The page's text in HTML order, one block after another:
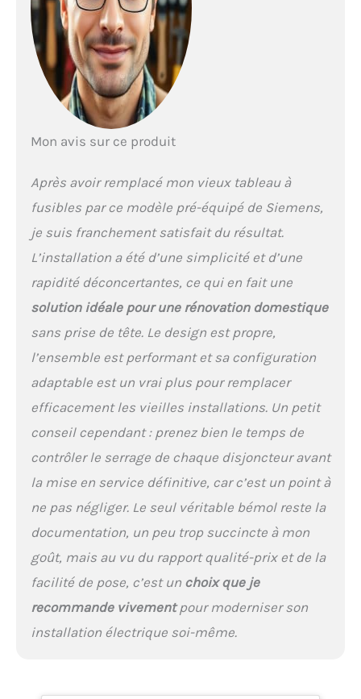
Mon avis sur ce produit
Après avoir remplacé mon vieux tableau à
fusibles par ce modèle pré-équipé de Siemens,
je suis franchement satisfait du résultat.
L’installation a été d’une simplicité et d’une
rapidité déconcertantes, ce qui en fait une
solution idéale pour une rénovation domestique
sans prise de tête. Le design est propre,
l’ensemble est performant et sa configuration
adaptable est un vrai plus pour remplacer
efficacement les vieilles installations. Un petit
conseil cependant : prenez bien le temps de
contrôler le serrage de chaque disjoncteur avant
la mise en service définitive, car c’est un point à
ne pas négliger. Le seul véritable bémol reste la
documentation, un peu trop succincte à mon
goût, mais au vu du rapport qualité-prix et de la
facilité de pose, c’est un choix que je
recommande vivementpour moderniser son
installation électrique soi-même.